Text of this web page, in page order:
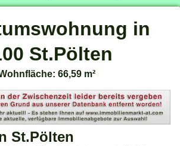
in
St.Pölten
66,59 m²
St.Pölten